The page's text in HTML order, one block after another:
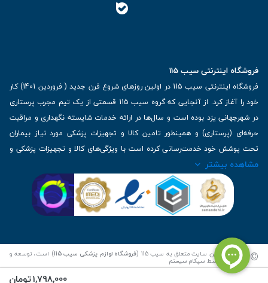
1,798,000تومان
فروشگاه اینترنتی سیب 115
فروشگاه اینترنتی سیب 115 در اولین روزهای شروع قرن جدید ( فروردین 1401) کار
خود را آغاز کرد. از آنجایی که گروه سیب 115 قسمتی از یک تیم مجرب پرستاری
در شهرجهانی یزد بوده است و سال‌ها در ارائه خدمات شایسته نگهداری و مراقبت
حرفه‌ای (پرستاری) و همینطور تامین کالا و تجهیزات پزشکی مورد نیاز بیماران
تحت پوشش خود خدمت‌رسانی کرده است با ویژگی‌های کالا و تجهیزات پزشکی و
برترین برندهای موجود در بازار اطلاعات بسیار ارزشمندی را دارا می‌باشد
| تلفن تماس : 36333383-035 | ایمیل: Info@Sib115.com
مشاهده بیشتر
© کلیه حقوق این سایت متعلق به سیب 115 ( فروشگاه لوازم پزشکی سیب 115 ) است، توسعه و
کدنویسی توسط سپکام سیستم